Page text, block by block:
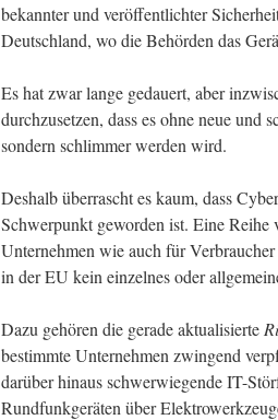
bekannter und veröffentlichter
Deutschland, wo die Behörden das
Es hat zwar lange gedauert, aber
durchzusetzen, dass es ohne neue und
sondern schlimmer werden wird.
Deshalb überrascht es kaum, dass
Schwerpunkt geworden ist. Eine Reihe
Unternehmen wie auch für
in der EU kein einzelnes oder
Dazu gehören die gerade aktualisierte
bestimmte Unternehmen zwingend
darüber hinaus schwerwiegende IT-
Rundfunkgeräten über